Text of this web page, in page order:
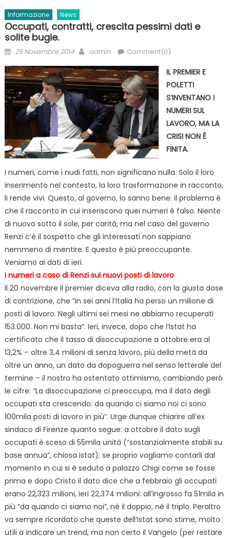
Informazione News
Occupati, contratti, crescita pessimi dati e
solite bugie.
Posted
29 Novembre 2014 Author
admin Comment(0)
IL PREMIER E
POLETTI
S’INVENTANO I
NUMERI SUL
LAVORO, MA LA
CRISI NON È
FINITA.
I numeri, come i nudi fatti, non significano nulla. Solo il loro
inserimento nel contesto, la loro trasformazione in racconto,
li rende vivi. Questo, al governo, lo sanno bene: il problema è
che il racconto in cui inseriscono quei numeri è falso. Niente
di nuovo sotto il sole, per carità, ma nel caso del governo
Renzi c’è il sospetto che gli interessati non sappiano
nemmeno di mentire. E questo è più preoccupante.
Veniamo ai dati di ieri.
I numeri a caso di Renzi sui nuovi posti di lavoro
Il 20 novembre il premier diceva alla radio, con la giusta dose
di contrizione, che “in sei anni l’Italia ha perso un milione di
posti di lavoro. Negli ultimi sei mesi ne abbiamo recuperati
153.000. Non mi basta”. Ieri, invece, dopo che l’Istat ha
certificato che il tasso di disoccupazione a ottobre era al
13,2% – oltre 3,4 milioni di senza lavoro, più della metà da
oltre un anno, un dato da dopoguerra nel senso letterale del
termine – il nostro ha ostentato ottimismo, cambiando però
le cifre: “La disoccupazione ci preoccupa, ma il dato degli
occupati sta crescendo: da quando ci siamo noi ci sono
100mila posti di lavoro in più”. Urge dunque chiarire all’ex
sindaco di Firenze quanto segue: a ottobre il dato sugli
occupati è sceso di 55mila unità (“sostanzialmente stabili su
base annua”, chiosa Istat); se proprio vogliamo contarli dal
momento in cui si è seduto a palazzo Chigi come se fosse
prima e dopo Cristo il dato dice che a febbraio gli occupati
erano 22,323 milioni, ieri 22,374 milioni: all’ingrosso fa 51mila in
più “da quando ci siamo noi”, né il doppio, né il triplo. Peraltro
va sempre ricordato che queste dell’Istat sono stime, molto
utili a indicare un trend, ma non certo il Vangelo (per restare